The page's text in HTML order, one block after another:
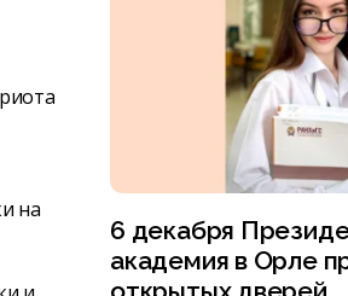
на
6 декабря
академия в Орле